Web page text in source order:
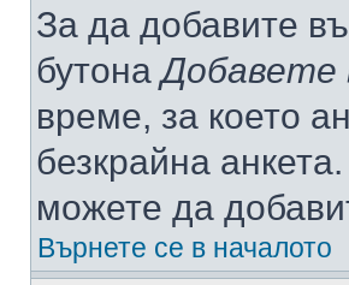
За да добавите
бутонаДобавете
време, за което
безкрайна
можете да
Върнете се в началото